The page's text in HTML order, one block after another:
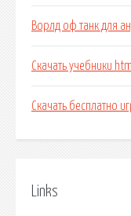
Ворлд оф танк для
Скачать учебники
Скачать бесплатно
Links